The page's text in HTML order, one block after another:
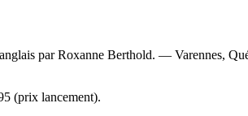
par Roxanne Berthold. — Varennes,
(prix lancement).